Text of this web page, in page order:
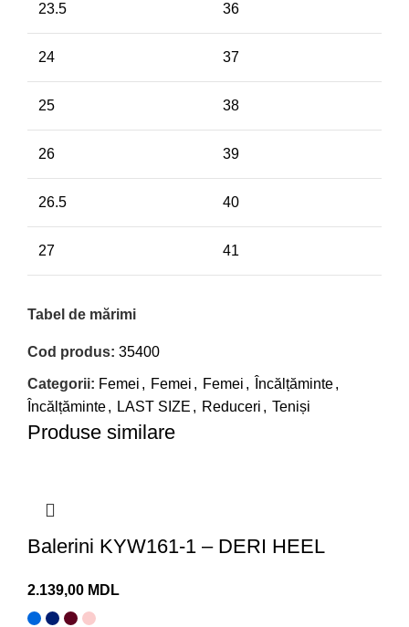
23.5 36
24 37
25 38
26 39
26.5 40
27 41
Tabel de mărimi
Cod produs: 35400
Categorii: Femei , Femei , Femei , Încălțăminte,
Încălțăminte, LAST SIZE , Reduceri , Teniși
Produse similare
Balerini KYW161-1 – DERI HEEL
MDL